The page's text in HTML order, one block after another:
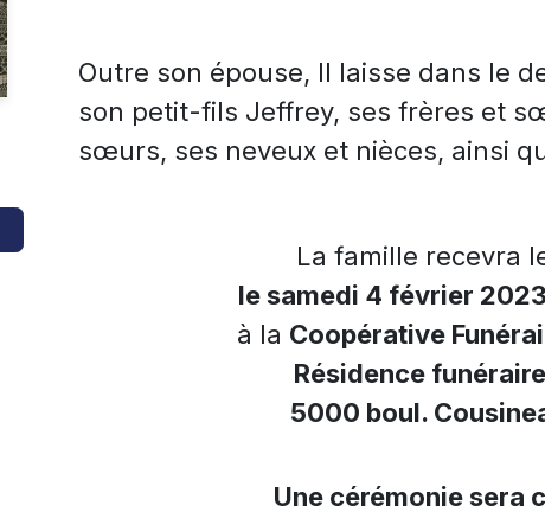
Outre son épouse, Il laisse dans le
son petit-fils Jeffrey, ses frères et
sœurs, ses neveux et nièces, ainsi
La famille recevra
le samedi 4 février
à la Coopérative
Résidence
5000 boul.
Une cérémonie sera